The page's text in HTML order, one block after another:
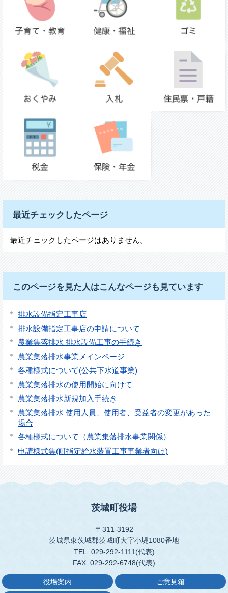
最近チェックしたページ
最近チェックしたページはありません。
このページを見た人はこんなページも見ています
排水設備指定工事店
排水設備指定工事店の申請について
農業集落排水 排水設備工事の手続き
農業集落排水事業メインページ
各種様式について(公共下水道事業)
農業集落排水の使用開始に向けて
農業集落排水新規加入手続き
農業集落排水 使用人員、使用者、受益者の変更があった
場合
各種様式について（農業集落排水事業関係）
申請様式集(町指定給水装置工事事業者向け)
茨城町役場
〒311-3192
茨城県東茨城郡茨城町大字小堤1080番地
TEL: 029-292-1111(代表)
FAX: 029-292-6748(代表)
役場案内 ご意見箱